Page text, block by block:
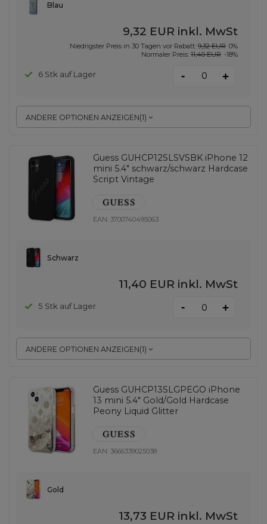
ANDERE OPTIONEN ANZEIGEN(1)
Blau
9,32 EUR inkl. MwSt
Niedrigster Preis in 30 Tagen vor Rabatt: 9,32 EUR 0%
Normaler Preis: 11,40 EUR -18%
6 Stk auf Lager - +
Guess GUHCP12SLSVSBK iPhone 12
mini 5.4" schwarz/schwarz Hardcase
Script Vintage
EAN: 3700740495063
ANDERE OPTIONEN ANZEIGEN(1)
Schwarz
11,40 EUR inkl. MwSt
5 Stk auf Lager - +
Guess GUHCP13SLGPEGO iPhone
13 mini 5.4" Gold/Gold Hardcase
Peony Liquid Glitter
EAN: 3666339025038
Gold
13,73 EUR inkl. MwSt